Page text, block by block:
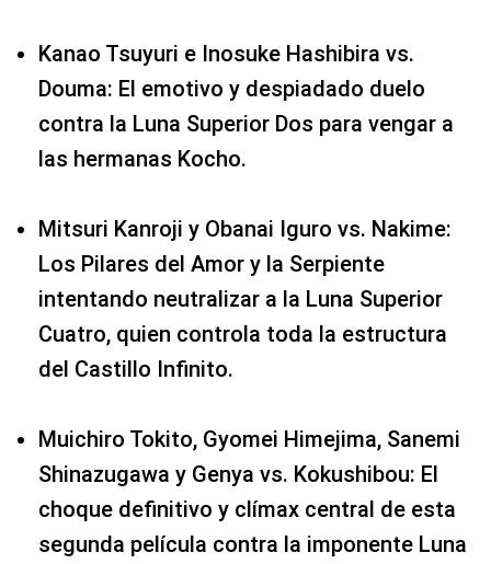
Kanao Tsuyuri e Inosuke Hashibira vs.
Douma: El emotivo y despiadado duelo
contra la Luna Superior Dos para vengar a
las hermanas Kocho.
Mitsuri Kanroji y Obanai Iguro vs. Nakime:
Los Pilares del Amor y la Serpiente
intentando neutralizar a la Luna Superior
Cuatro, quien controla toda la estructura
del Castillo Infinito.
Muichiro Tokito, Gyomei Himejima, Sanemi
Shinazugawa y Genya vs. Kokushibou: El
choque definitivo y clímax central de esta
segunda película contra la imponente Luna